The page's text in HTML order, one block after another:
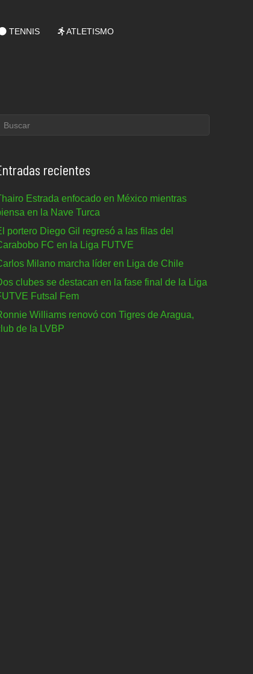
TENNIS ATLETISMO
recientes
Estrada enfocado en México mientras
en la Nave Turca
portero Diego Gil regresó a las filas del
FC en la Liga FUTVE
Milano marcha líder en Liga de Chile
clubes se destacan en la fase final de la Liga
Futsal Fem
Williams renovó con Tigres de Aragua,
de la LVBP